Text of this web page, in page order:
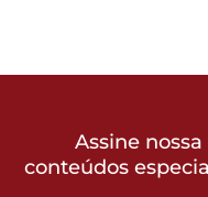
Assine
conteúdos